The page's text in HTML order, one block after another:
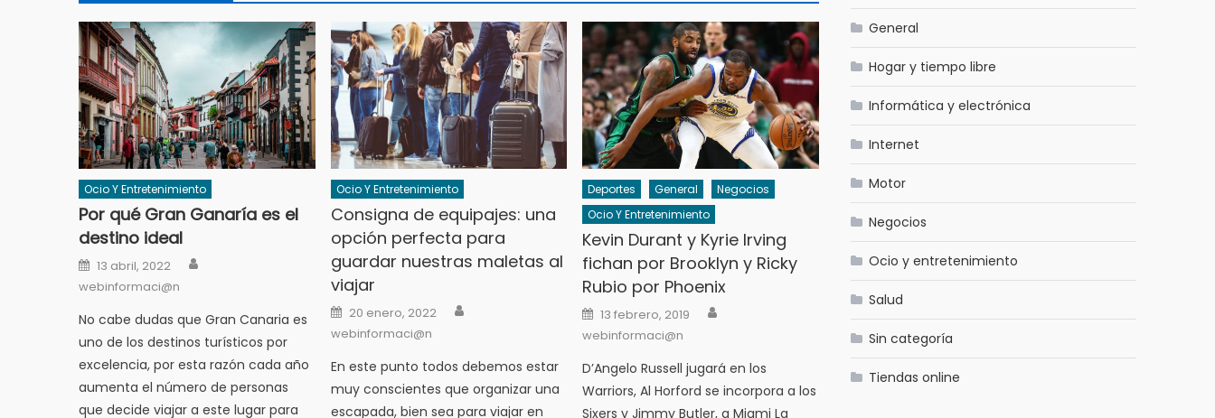
Ocio Y Entretenimiento
Por qué Gran Ganaría es el
destino ideal
Posted
on
13 abril, 2022
webinformaci@n
No cabe dudas que Gran Canaria es
uno de los destinos turísticos por
excelencia, por esta razón cada año
aumenta el número de personas
que decide viajar a este lugar para
Ocio Y Entretenimiento
Consigna de equipajes: una
opción perfecta para
guardar nuestras maletas al
viajar
Posted
on
20 enero, 2022
webinformaci@n
En este punto todos debemos estar
muy conscientes que organizar una
escapada, bien sea para viajar en
Deportes General
Negocios
Ocio Y Entretenimiento
Kevin Durant y Kyrie Irving
fichan por Brooklyn y Ricky
Rubio por Phoenix
Posted
on
13 febrero, 2019
webinformaci@n
D’Angelo Russell jugará en los
Warriors, Al Horford se incorpora a los
Sixers y Jimmy Butler, a Miami La
General
Hogar y tiempo libre
Informática y electrónica
Internet
Motor
Negocios
Ocio y entretenimiento
Salud
Sin categoría
Tiendas online